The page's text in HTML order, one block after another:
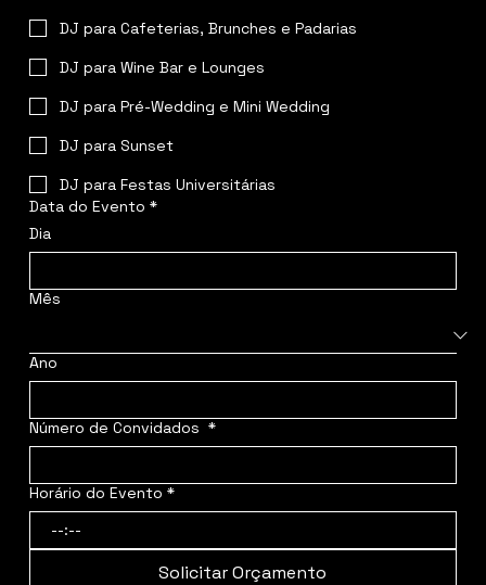
DJ para Cafeterias, Brunches e Padarias
DJ para Wine Bar e Lounges
DJ para Pré-Wedding e Mini Wedding
DJ para Sunset
DJ para Festas Universitárias
Data do Evento *
Dia
Mês
Ano
Número de Convidados *
Horário do Evento *
:
Solicitar Orçamento